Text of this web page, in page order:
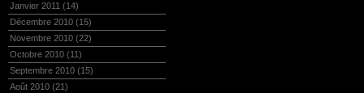
Janvier 2011 (14)
Décembre 2010 (15)
Novembre 2010 (22)
Octobre 2010 (11)
Septembre 2010 (15)
Août 2010 (21)